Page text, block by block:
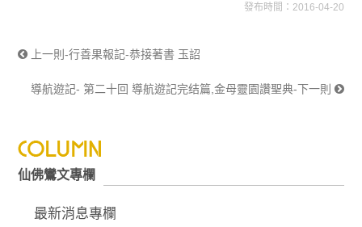
發布時間：2016-04-20
上一則-行善果報記-恭接著書 玉詔
導航遊記- 第二十回 導航遊記完结篇,金母靈園讚聖典-下一則
仙佛鸞文專欄
最新消息專欄